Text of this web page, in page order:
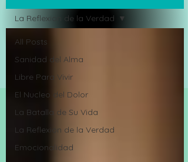
All Posts
Sanidad del Alma
Libre Para Vivir
El Nucleo del Dolor
La Batalla de Su Vida
La Reflexion de la Verdad
Emocionalidad
La Reflexion de la Verdad